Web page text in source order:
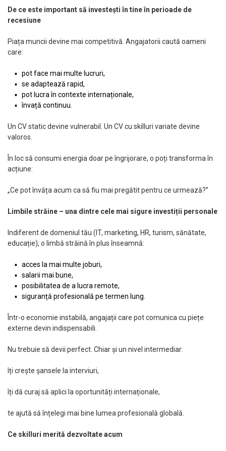
De ce este important să investești în tine în perioade de
recesiune
Piața muncii devine mai competitivă. Angajatorii caută oameni
care:
pot face mai multe lucruri,
se adaptează rapid,
pot lucra în contexte internaționale,
învață continuu.
Un CV static devine vulnerabil. Un CV cu skilluri variate devine
valoros.
În loc să consumi energia doar pe îngrijorare, o poți transforma în
acțiune:
„Ce pot învăța acum ca să fiu mai pregătit pentru ce urmează?”
Limbile străine – una dintre cele mai sigure investiții personale
Indiferent de domeniul tău (IT, marketing, HR, turism, sănătate,
educație), o limbă străină în plus înseamnă:
acces la mai multe joburi,
salarii mai bune,
posibilitatea de a lucra remote,
siguranță profesională pe termen lung.
Într-o economie instabilă, angajații care pot comunica cu piețe
externe devin indispensabili.
Nu trebuie să devii perfect. Chiar și un nivel intermediar:
îți crește șansele la interviuri,
îți dă curaj să aplici la oportunități internaționale,
te ajută să înțelegi mai bine lumea profesională globală.
Ce skilluri merită dezvoltate acum